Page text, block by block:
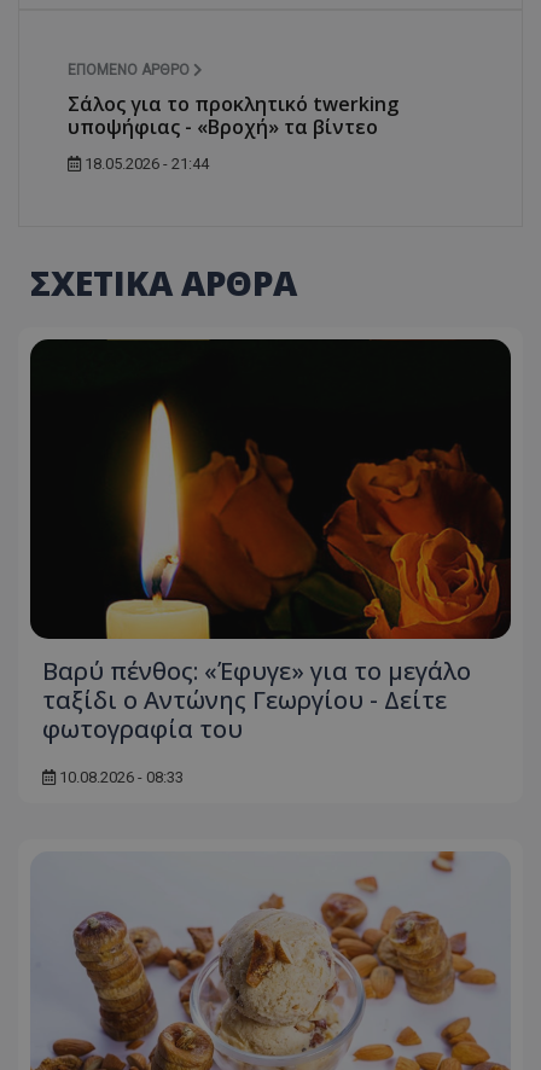
ΕΠΌΜΕΝΟ ΆΡΘΡΟ
Σάλος για το προκλητικό twerking
υποψήφιας - «Βροχή» τα βίντεο
18.05.2026 - 21:44
ΣΧΕΤΙΚΑ ΑΡΘΡΑ
Βαρύ πένθος: «Έφυγε» για το μεγάλο
ταξίδι ο Αντώνης Γεωργίου - Δείτε
φωτογραφία του
10.08.2026 - 08:33